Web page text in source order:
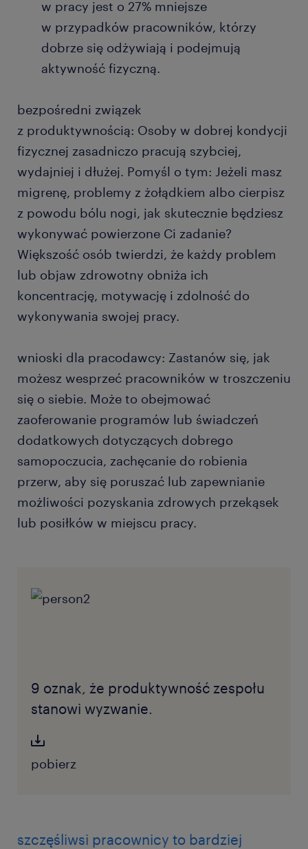
w pracy jest o 27% mniejsze
w przypadków pracowników, którzy
dobrze się odżywiają i podejmują
aktywność fizyczną.
bezpośredni związek
z produktywnością: Osoby w dobrej kondycji
fizycznej zasadniczo pracują szybciej,
wydajniej i dłużej. Pomyśl o tym: Jeżeli masz
migrenę, problemy z żołądkiem albo cierpisz
z powodu bólu nogi, jak skutecznie będziesz
wykonywać powierzone Ci zadanie?
Większość osób twierdzi, że każdy problem
lub objaw zdrowotny obniża ich
koncentrację, motywację i zdolność do
wykonywania swojej pracy.
wnioski dla pracodawcy: Zastanów się, jak
możesz wesprzeć pracowników w troszczeniu
się o siebie. Może to obejmować
zaoferowanie programów lub świadczeń
dodatkowych dotyczących dobrego
samopoczucia, zachęcanie do robienia
przerw, aby się poruszać lub zapewnianie
możliwości pozyskania zdrowych przekąsek
lub posiłków w miejscu pracy.
9 oznak, że produktywność zespołu
stanowi wyzwanie.
pobierz
szczęśliwsi pracownicy to bardziej